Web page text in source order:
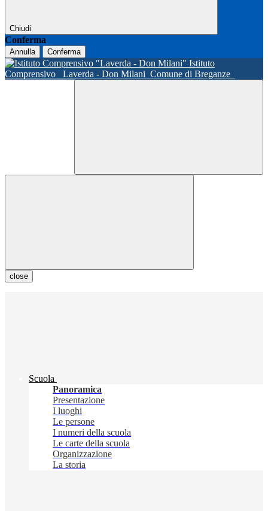
Chiudi
Conferma
Annulla Conferma
Istituto
Comprensivo
Laverda - Don Milani Comune di Breganze
close
Scuola
Panoramica
Presentazione
I luoghi
Le persone
I numeri della scuola
Le carte della scuola
Organizzazione
La storia